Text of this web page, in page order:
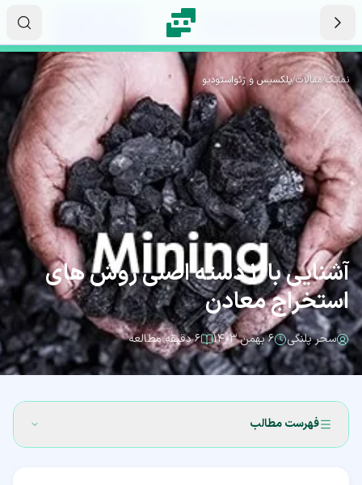
نماتک/مقالات/پلکسیس و ژئواستودیو
آشنایی با 2 دسته اصلی روش های
استخراج معادن
سحر پلنگی ۶ بهمن ۱۴۰۳ ۶ دقیقه مطالعه
فهرست مطالب